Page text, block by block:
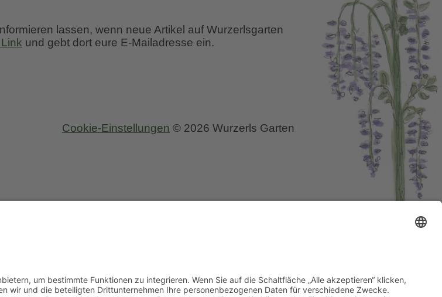
lassen, wenn neue Artikel auf Wurzerlsgarten
und gebt dort eure E-Mailadresse ein.
Cookie-Einstellungen © 2026 Wurzerls Garten